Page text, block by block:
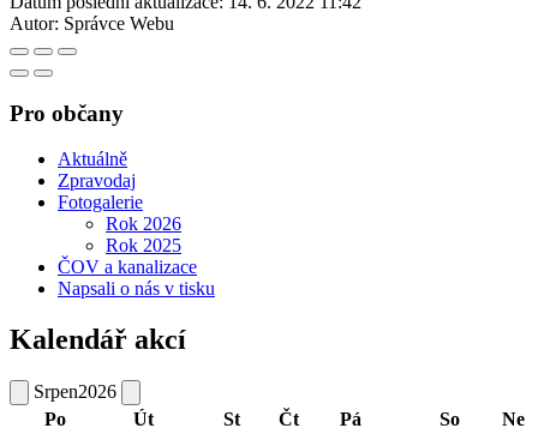
Autor: Správce Webu
Pro občany
Aktuálně
Zpravodaj
Fotogalerie
Rok 2026
Rok 2025
ČOV a kanalizace
Napsali o nás v tisku
Kalendář akcí
Srpen2026
Po
Út St Čt Pá So Ne